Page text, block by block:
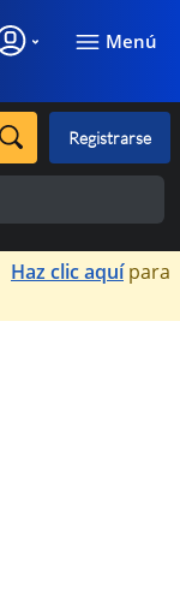
Menú
Registrarse
×
Haz clic aquípara